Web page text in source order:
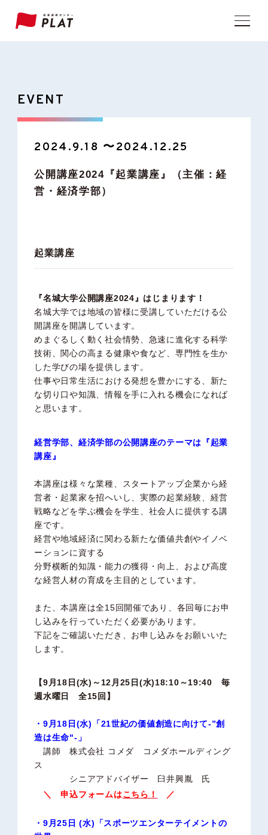
EVENT
2024.9.18 〜2024.12.25
公開講座2024『起業講座』（主催：経
営・経済学部）
起業講座
『名城大学公開講座2024』はじまります！
名城大学では地域の皆様に受講していただける公
開講座を開講しています。
めまぐるしく動く社会情勢、急速に進化する科学
技術、関心の高まる健康や食など、専門性を生か
した学びの場を提供します。
仕事や日常生活における発想を豊かにする、新た
な切り口や知識、情報を手に入れる機会になれば
と思います。
経営学部、経済学部の公開講座のテーマは 『起業
講座』
本講座は様々な業種、スタートアップ企業から経
営者・起業家を招へいし、実際の起業経験、経営
戦略などを学ぶ機会を学生、社会人に提供する講
座です。
経営や地域経済に関わる新たな価値共創やイノベ
ーションに資する
分野横断的知識・能力の獲得・向上、および高度
な経営人材の育成を主目的としています。
また、本講座は全15回開催であり、各回毎にお申
し込みを行っていただく必要があります。
下記をご確認いただき、お申し込みをお願いいた
します。
【9月18日(水)～12月25日(水)18:10～19:40 毎
週水曜日 全15回】
・9月18日(水)「21世紀の価値創造に向けて-”創
造は生命"-」
講師 株式会社 コメダ コメダホールディング
ス
シニアアドバイザー 臼井興胤 氏
＼ 申込フォームはこちら！ ／
・9月25日 (水)「スポーツエンターテイメントの